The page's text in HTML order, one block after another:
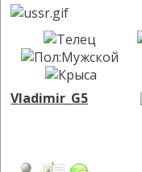
Vladimir_G5